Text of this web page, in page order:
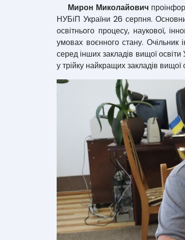
Мирон Миколайович
НУБіП України 26 серпня.
освітнього процесу, наукової,
умовах воєнного стану. Очільник
серед інших закладів вищої
у трійку найкращих закладів вищої